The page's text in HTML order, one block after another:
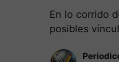
En lo corrido
posibles